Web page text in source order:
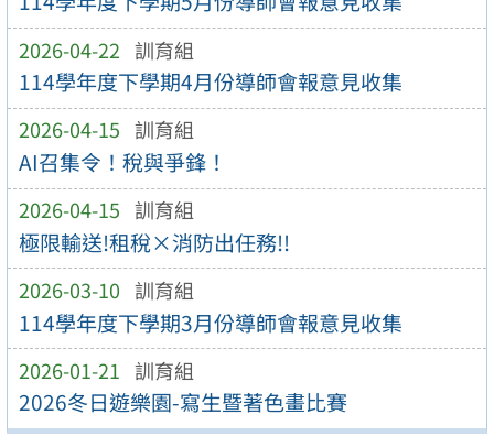
2026-04-22 訓育組
114學年度下學期4月份導師會報意見收集
2026-04-15 訓育組
AI召集令！稅與爭鋒！
2026-04-15 訓育組
極限輸送!租稅×消防出任務!!
2026-03-10 訓育組
114學年度下學期3月份導師會報意見收集
2026-01-21 訓育組
2026冬日遊樂園-寫生暨著色畫比賽